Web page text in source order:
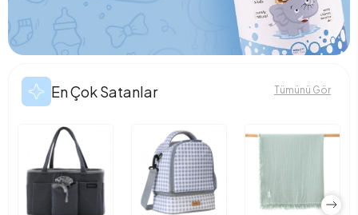
En Çok Satanlar Tümünü Gör